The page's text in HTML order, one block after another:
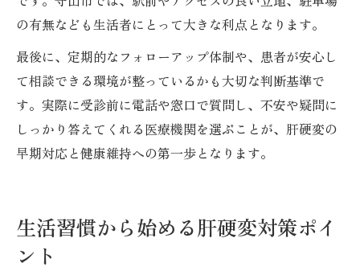
の有無なども生活者にとって大きな利点となります。
最後に、定期的なフォローアップ体制や、患者が安心し
て相談できる環境が整っているかも大切な判断基準で
す。実際に受診前に電話や窓口で質問し、不安や疑問に
しっかり答えてくれる医療機関を選ぶことが、肝硬変の
早期対応と健康維持への第一歩となります。
生活習慣から始める肝硬変対策ポイ
ント